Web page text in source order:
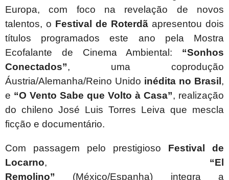
Europa, com foco na revelação de novos
talentos, o Festival de Roterdã apresentou dois
títulos programados este ano pela Mostra
Ecofalante de Cinema Ambiental: “Sonhos
Conectados”, uma coprodução
Áustria/Alemanha/Reino Unido inédita no Brasil ,
e “O Vento Sabe que Volto à Casa”, realização
do chileno José Luis Torres Leiva que mescla
ficção e documentário.
Com passagem pelo prestigioso Festival de
Locarno, “El
Remolino” (México/Espanha) integraa